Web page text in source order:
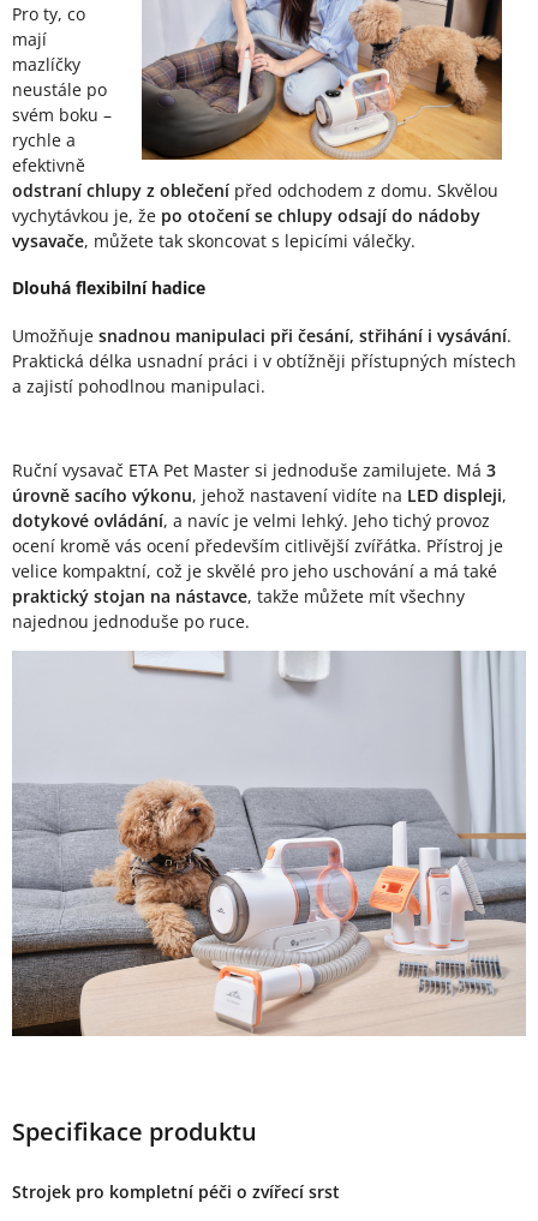
Pro ty, co
mají
mazlíčky
neustále po
svém boku –
rychle a
efektivně
odstraní chlupy z oblečení před odchodem z domu. Skvělou
vychytávkou je, že po otočení se chlupy odsají do nádoby
vysavače, můžete tak skoncovat s lepicími válečky.
Dlouhá flexibilní hadice
Umožňuje snadnou manipulaci při česání, střihání i vysávání.
Praktická délka usnadní práci i v obtížněji přístupných místech
a zajistí pohodlnou manipulaci.
Ruční vysavač ETA Pet Master si jednoduše zamilujete. Má 3
úrovně sacího výkonu, jehož nastavení vidíte na LED displeji,
dotykové ovládání, a navíc je velmi lehký. Jeho tichý provoz
ocení kromě vás ocení především citlivější zvířátka. Přístroj je
velice kompaktní, což je skvělé pro jeho uschování a má také
praktický stojan na nástavce, takže můžete mít všechny
najednou jednoduše po ruce.
Specifikace produktu
Strojek pro kompletní péči o zvířecí srst